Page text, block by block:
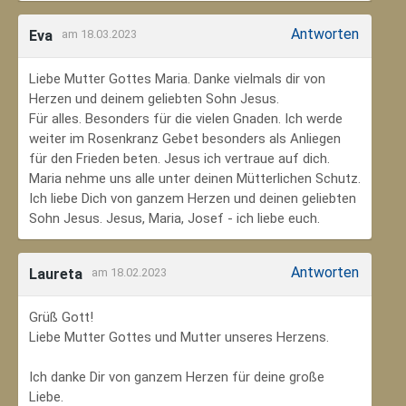
Eva am 18.03.2023 Antworten
Liebe Mutter Gottes Maria. Danke vielmals dir von
Herzen und deinem geliebten Sohn Jesus.
Für alles. Besonders für die vielen Gnaden. Ich werde
weiter im Rosenkranz Gebet besonders als Anliegen
für den Frieden beten. Jesus ich vertraue auf dich.
Maria nehme uns alle unter deinen Mütterlichen Schutz.
Ich liebe Dich von ganzem Herzen und deinen geliebten
Sohn Jesus. Jesus, Maria, Josef - ich liebe euch.
Laureta am 18.02.2023 Antworten
Grüß Gott!
Liebe Mutter Gottes und Mutter unseres Herzens.
Ich danke Dir von ganzem Herzen für deine große
Liebe.